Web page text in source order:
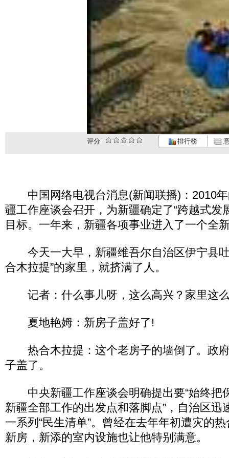
评分 排行榜
中国网络电视台消息(新闻联播)：2010年
疆工作座谈会召开，为新疆确定了“跨越式发
目标。一年来，新疆各项事业进入了一个全
今天一大早，新疆维吾尔自治区伊宁县吐
合木拉提”的家里，就挤满了人。
记者：什么事儿呀，这么高兴？家里这
夏地艳姆：新房子盖好了!
热合木拉提：这个老房子的墙倒了。政
子盖了。
中央新疆工作座谈会明确提出要“始终把
新疆全部工作的出发点和落脚点”，自治区迅
一系列“民生清单”。曾经在去年年初遭灾的
新房，新添的室内设施也让他特别满意。